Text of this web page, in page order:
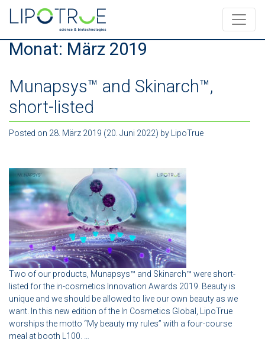
Monat: März 2019
Munapsys™ and Skinarch™,
short-listed
Posted on 28. März 2019 (20. Juni 2022) by LipoTrue
Two of our products, Munapsys™ and Skinarch™ were short-
listed for the in-cosmetics Innovation Awards 2019. Beauty is
unique and we should be allowed to live our own beauty as we
want. In this new edition of the In Cosmetics Global, LipoTrue
worships the motto “My beauty my rules” with a four-course
meal at booth L100. …